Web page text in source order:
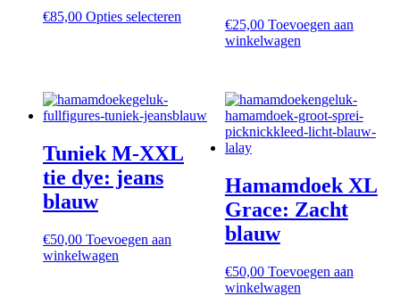
€85,00 Opties selecteren
optie
gekozen
worden
productpagina
€25,00 Toevoegen aan
winkelwagen
Tuniek M-XXL
tie dye: jeans
blauw
€50,00 Toevoegen aan
winkelwagen
Hamamdoek XL
Grace: Zacht
blauw
€50,00 Toevoegen aan
winkelwagen